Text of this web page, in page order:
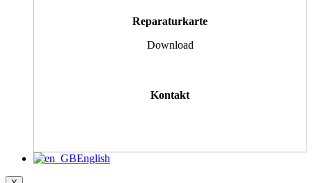
Reparaturkarte
Download
Kontakt
English